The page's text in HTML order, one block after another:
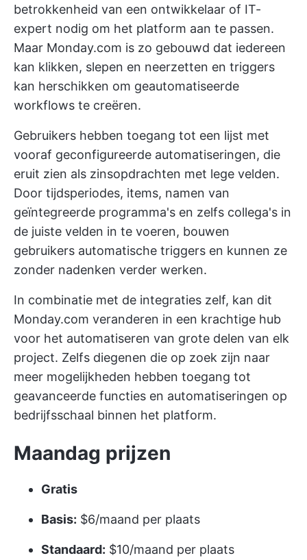
betrokkenheid van een ontwikkelaar of IT-
expert nodig om het platform aan te passen.
Maar Monday.com is zo gebouwd dat iedereen
kan klikken, slepen en neerzetten en triggers
kan herschikken om geautomatiseerde
workflows te creëren.
Gebruikers hebben toegang tot een lijst met
vooraf geconfigureerde automatiseringen, die
eruit zien als zinsopdrachten met lege velden.
Door tijdsperiodes, items, namen van
geïntegreerde programma's en zelfs collega's in
de juiste velden in te voeren, bouwen
gebruikers automatische triggers en kunnen ze
zonder nadenken verder werken.
In combinatie met de integraties zelf, kan dit
Monday.com veranderen in een krachtige hub
voor het automatiseren van grote delen van elk
project. Zelfs diegenen die op zoek zijn naar
meer mogelijkheden hebben toegang tot
geavanceerde functies en automatiseringen op
bedrijfsschaal binnen het platform.
Maandag prijzen
Gratis
Basis: $6/maand per plaats
Standaard: $10/maand per plaats